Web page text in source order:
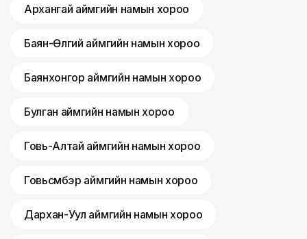
Архангай аймгийн намын хороо
Баян-Өлгий аймгийн намын хороо
Баянхонгор аймгийн намын хороо
Булган аймгийн намын хороо
Говь-Алтай аймгийн намын хороо
Говьсүмбэр аймгийн намын хороо
Дархан-Уул аймгийн намын хороо